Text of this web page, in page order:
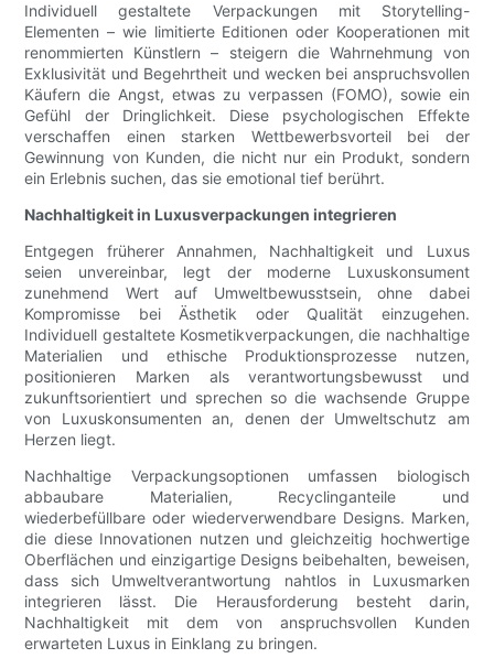
Individuell gestaltete Verpackungen mit Storytelling-
Elementen – wie limitierte Editionen oder Kooperationen mit
renommierten Künstlern – steigern die Wahrnehmung von
Exklusivität und Begehrtheit und wecken bei anspruchsvollen
Käufern die Angst, etwas zu verpassen (FOMO), sowie ein
Gefühl der Dringlichkeit. Diese psychologischen Effekte
verschaffen einen starken Wettbewerbsvorteil bei der
Gewinnung von Kunden, die nicht nur ein Produkt, sondern
ein Erlebnis suchen, das sie emotional tief berührt.
Nachhaltigkeit in Luxusverpackungen integrieren
Entgegen früherer Annahmen, Nachhaltigkeit und Luxus
seien unvereinbar, legt der moderne Luxuskonsument
zunehmend Wert auf Umweltbewusstsein, ohne dabei
Kompromisse bei Ästhetik oder Qualität einzugehen.
Individuell gestaltete Kosmetikverpackungen, die nachhaltige
Materialien und ethische Produktionsprozesse nutzen,
positionieren Marken als verantwortungsbewusst und
zukunftsorientiert und sprechen so die wachsende Gruppe
von Luxuskonsumenten an, denen der Umweltschutz am
Herzen liegt.
Nachhaltige Verpackungsoptionen umfassen biologisch
abbaubare Materialien, Recyclinganteile und
wiederbefüllbare oder wiederverwendbare Designs. Marken,
die diese Innovationen nutzen und gleichzeitig hochwertige
Oberflächen und einzigartige Designs beibehalten, beweisen,
dass sich Umweltverantwortung nahtlos in Luxusmarken
integrieren lässt. Die Herausforderung besteht darin,
Nachhaltigkeit mit dem von anspruchsvollen Kunden
erwarteten Luxus in Einklang zu bringen.